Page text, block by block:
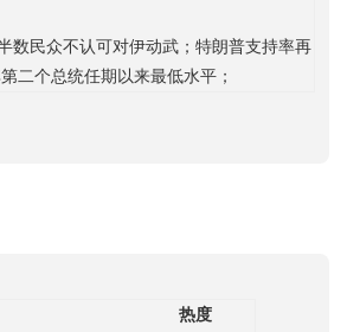
数民众不认可对伊动武；特朗普支持率再
二个总统任期以来最低水平；
热度